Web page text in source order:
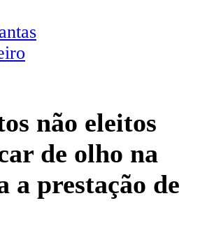
não eleitos
de olho na
a prestação de